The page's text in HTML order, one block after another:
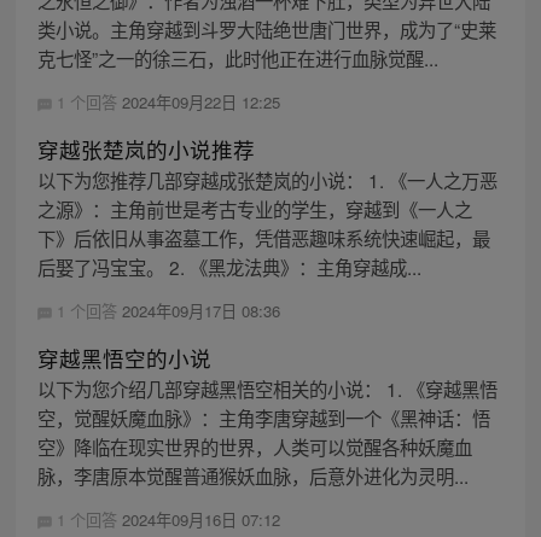
类小说。主角穿越到斗罗大陆绝世唐门世界，成为了“史莱
克七怪”之一的徐三石，此时他正在进行血脉觉醒...
1 个回答 2024年09月22日 12:25
穿越张楚岚的小说推荐
以下为您推荐几部穿越成张楚岚的小说： 1. 《一人之万恶
之源》：主角前世是考古专业的学生，穿越到《一人之
下》后依旧从事盗墓工作，凭借恶趣味系统快速崛起，最
后娶了冯宝宝。 2. 《黑龙法典》：主角穿越成...
1 个回答 2024年09月17日 08:36
穿越黑悟空的小说
以下为您介绍几部穿越黑悟空相关的小说： 1. 《穿越黑悟
空，觉醒妖魔血脉》：主角李唐穿越到一个《黑神话：悟
空》降临在现实世界的世界，人类可以觉醒各种妖魔血
脉，李唐原本觉醒普通猴妖血脉，后意外进化为灵明...
1 个回答 2024年09月16日 07:12